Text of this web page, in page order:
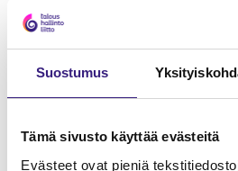
Suos­tu­mus
Tämä si­vus­to käyt­tää eväs­tei­tä
Eväs­teet ovat pie­niä